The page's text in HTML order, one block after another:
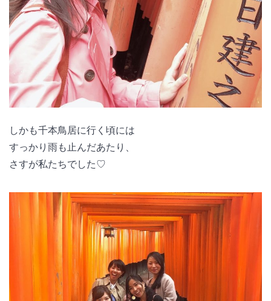
しかも千本鳥居に行く頃には
すっかり雨も止んだあたり、
さすが私たちでした♡